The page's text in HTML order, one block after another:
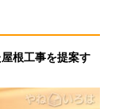
根工事を提案す